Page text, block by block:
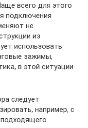
всего для этого
подключения
не
из
использовать
зажимы,
в этой ситуации
следует
например, с